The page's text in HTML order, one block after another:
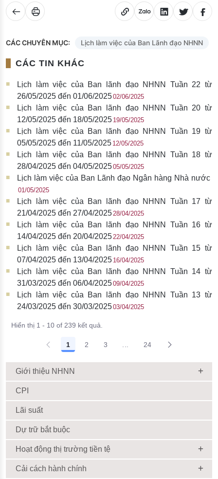
CÁC CHUYÊN MỤC: Lịch làm việc của Ban Lãnh đạo NHNN
CÁC TIN KHÁC
Lịch làm việc của Ban lãnh đạo NHNN Tuần 22 từ
26/05/2025 đến 01/06/202502/06/2025
Lịch làm việc của Ban lãnh đạo NHNN Tuần 20 từ
12/05/2025 đến 18/05/2025 19/05/2025
Lịch làm việc của Ban lãnh đạo NHNN Tuần 19 từ
05/05/2025 đến 11/05/2025 12/05/2025
Lịch làm việc của Ban lãnh đạo NHNN Tuần 18 từ
28/04/2025 đến 04/05/202505/05/2025
Lịch làm việc của Ban Lãnh đạo Ngân hàng Nhà nước
01/05/2025
Lịch làm việc của Ban lãnh đạo NHNN Tuần 17 từ
21/04/2025 đến 27/04/2025 28/04/2025
Lịch làm việc của Ban lãnh đạo NHNN Tuần 16 từ
14/04/2025 đến 20/04/2025 22/04/2025
Lịch làm việc của Ban lãnh đạo NHNN Tuần 15 từ
07/04/2025 đến 13/04/2025 16/04/2025
Lịch làm việc của Ban lãnh đạo NHNN Tuần 14 từ
31/03/2025 đến 06/04/202509/04/2025
Lịch làm việc của Ban lãnh đạo NHNN Tuần 13 từ
24/03/2025 đến 30/03/202503/04/2025
Hiển thị 1 - 10 of 239 kết quả.
1 2 3 24
Giới thiệu NHNN
CPI
Lãi suất
Dự trữ bắt buộc
Hoạt động thị trường tiền tệ
Cải cách hành chính